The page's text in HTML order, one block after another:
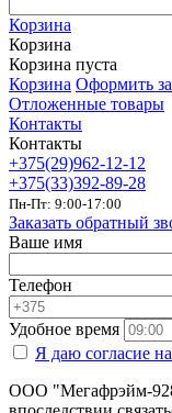
Корзина
Корзина
Корзина пуста
Корзина Оформить
Отложенные товары
Контакты
Контакты
+375(29)962-12-12
+375(33)392-89-28
Пн-Пт: 9:00-17:00
Заказать обратный
Ваше имя
Телефон
Удобное время
Я даю согласие на
ООО "Мегафрэйм-